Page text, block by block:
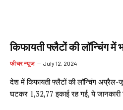
किफायती फ्लैटों की लॉन्चिंग में
फीचर न्यूज July 12, 2024
देश में किफायती फ्लैटों की लॉन्चिंग
घटकर 1,32,77 इकाई रह गई, ये